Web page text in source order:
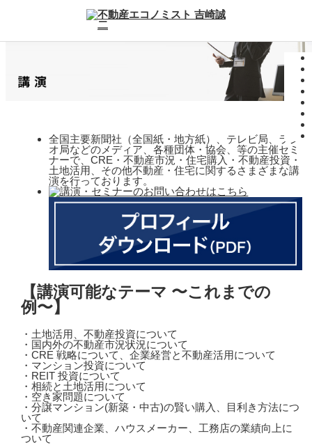
全国主要新聞社（全国紙・地方紙）、テレビ局、ラジ
オ局などのメディア、各種団体・協会、等の主催セミ
ナーで、CRE・不動産市況・住宅購入・不動産投資・
土地活用、その他不動産・住宅に関するさまざまな講
演を行っております。
【講演可能なテーマ 〜これまでの
例〜】
・土地活用、不動産投資について
・国内外の不動産市況状況について
・CRE 戦略について、企業経営と不動産活用について
・マンション投資について
・REIT 投資について
・相続と土地活用について
・空き家問題について
・分譲マンション(新築・中古)の賢い購入、目利き方法につ
いて
・不動産関連企業、ハウスメーカー、工務店の業績向上に
ついて